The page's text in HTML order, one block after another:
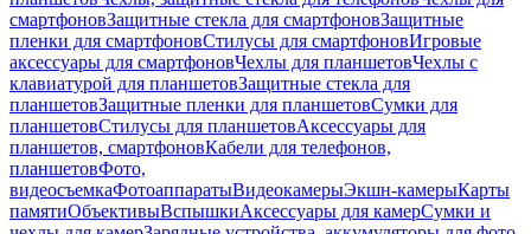
смартфоновЗащитные стекла для смартфоновЗащитные
пленки для смартфоновСтилусы для смартфоновИгровые
аксессуары для смартфоновЧехлы для планшетовЧехлы с
клавиатурой для планшетовЗащитные стекла для
планшетовЗащитные пленки для планшетовСумки для
планшетовСтилусы для планшетовАксессуары для
планшетов, смартфоновКабели для телефонов,
планшетовФото,
видеосъемкаФотоаппаратыВидеокамерыЭкшн-камерыКарты
памятиОбъективыВспышкиАксессуары для камерСумки и